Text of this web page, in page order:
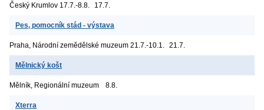
Český Krumlov 17.7.-8.8. 17.7.
Pes, pomocník stád - výstava
Praha, Národní zemědělské muzeum 21.7.-10.1. 21.7.
Mělnický košt
Mělník, Regionální muzeum 8.8.
Xterra